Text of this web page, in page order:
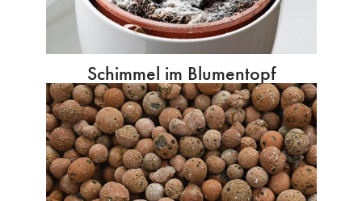
Schimmel im Blumentopf